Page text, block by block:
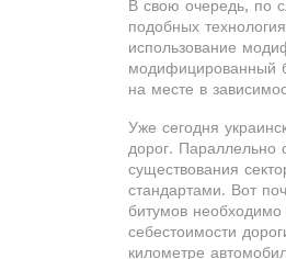
В свою очередь, по
подобных
использование
модифицированный
на месте в
Уже сегодня
дорог.
существования
стандартами. Вот
битумов
себестоимости
километре